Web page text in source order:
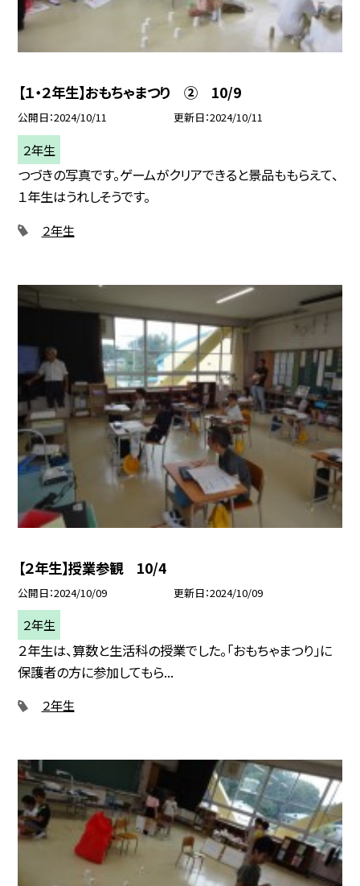
【１・２年生】おもちゃまつり ② 10/9
公開日 2024/10/11 更新日 2024/10/11
２年生
つづきの写真です。ゲームがクリアできると景品ももらえて、
１年生はうれしそうです。
２年生
【２年生】授業参観 10/4
公開日 2024/10/09 更新日 2024/10/09
２年生
２年生は、算数と生活科の授業でした。「おもちゃまつり」に
保護者の方に参加してもら...
２年生